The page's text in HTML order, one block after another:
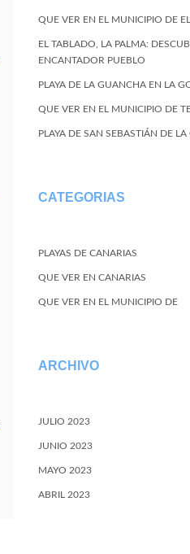
QUE VER EN EL MUNICIPIO DE
EL TABLADO, LA PALMA:
ENCANTADOR PUEBLO
PLAYA DE LA GUANCHA EN LA
QUE VER EN EL MUNICIPIO DE
PLAYA DE SAN SEBASTIÁN DE
CATEGORIAS
PLAYAS DE CANARIAS
QUE VER EN CANARIAS
QUE VER EN EL MUNICIPIO DE
ARCHIVO
JULIO 2023
JUNIO 2023
MAYO 2023
ABRIL 2023